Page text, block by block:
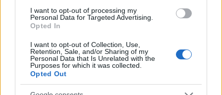
I want to opt-out of processing my
Personal Data for Targeted Advertising.
Opted In
I want to opt-out of Collection, Use,
Retention, Sale, and/or Sharing of my
Personal Data that Is Unrelated with the
Purposes for which it was collected.
Opted Out
Condividi l'articolo
F
a
ce
b
T
w
it
te
n
te
h
at
h
a
Articolo precedente